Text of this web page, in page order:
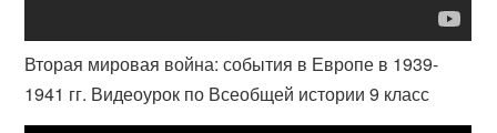
Вторая мировая война: события в Европе в 1939-
1941 гг. Видеоурок по Всеобщей истории 9 класс